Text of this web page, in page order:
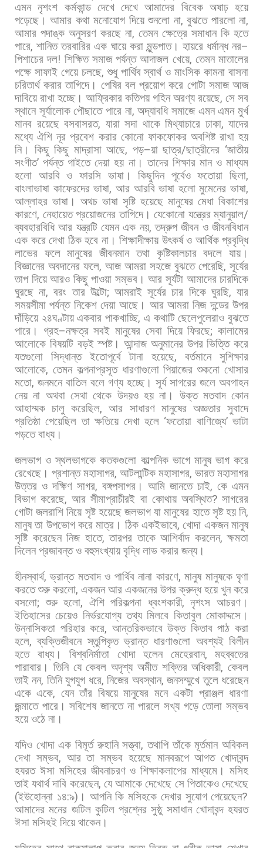
এমন নৃশংশ কর্মকান্ড দেখে দেখে আমাদের বিবেক অষাঢ় হয়ে
পড়েছে। আমার কথা মনোযোগ দিয়ে শুনলো না,বুঝতে পারলো না,
আমার পদাঙ্ক অনুসরণ করছে না, তেমন ক্ষেত্রে সমাধান কি হতে
পারে,শানিত তরবারির এক ঘায়ে করা মুন্ডপাত। হায়রে ধর্মান্ধ নর–
পিশাচের দল! শিক্ষিত সমাজ পর্যন্ত আদাজল খেয়ে, তেমন মাতালের
পক্ষে সাফাই গেয়ে চলছে, শুধু পার্থিব স্বার্থ ও মাংসিক কামনা বাসনা
চরিতার্থ করার তাগিদে। পেষির বল প্রয়োগ করে গোটা সমাজ আজ
দাবিয়ে রাখা হচ্ছে। আফ্রিকার কতিপয় গহিন অরণ্য রয়েছে, সে সব
স্থানে সূর্যালোক পৌছাতে পারে না,অদ্যাবধি সমাজে এমন এমন মুর্খ
মানব রয়েছে বসবাসরত, যারা সদা থাকে মিথ্যাচারে ঢাকা, যাদের
মধ্যে ঐশি নূর প্রবেশ করার কোনো ফাকফোকর অবশিষ্ট রাখা হয়
নি।
কিছু কিছু মাদ্রাসা আছে, পড়–য়া ছাত্র/ছাত্রীদের ‘জাতীয়
সংগীত’পর্যন্ত গাইতে দেয়া হয় না। তাদের শিক্ষার মান ও মাধ্যম
হলো আরবি ও ফারসি ভাষা। কিছুদিন পূর্বেও ফতোয়া ছিলা,
বাংলাভাষা কাফেরদের ভাষা, আর আরবি ভাষা হলো মুমেনের ভাষা,
আল্লাহর ভাষা। অথচ ভাষা সৃষ্টি হয়েছে মানুষের মেধা বিকাশের
কারণে, নেহায়েত প্রয়োজনের তাগিদে। যেকোনো যন্ত্রের ম্যানুয়াল/
ব্যবহারবিধি আর যন্ত্রটি যেমন এক নয়,তদ্রুপ জীবন ও জীবনবিধান
এক করে দেখা ঠিক হবে না। শিক্ষাদীক্ষায় উৎকর্ষ ও আর্থিক প্রবৃদ্ধি
লাভের ফলে মানুষের জীবনমান তথা কৃষ্টিকালচার বদলে যায়।
বিজ্ঞানের অবদানের ফলে, আজ আমরা সহজে বুঝতে পেরেছি, সূর্যের
তাপ দিয়ে আরও কিছু পাওয়া সম্ভব। আর সূর্যটা আমাদের চারদিকে
ঘুরছে না,বরং তার উল্টো;আমরাই সূর্যের চার দিকে ঘুরছি,যার
সময়সীমা পর্যন্ত নিকেশ দেয়া আছে। আর আমরা নিজ দন্ডের উপর
দাঁড়িয়ে ২৪ঘণ্টায় একবার পাকখাচ্ছি, এ কথাটি ছেলেপুলেরাও বুঝতে
পারে।
গ্রহ–নক্ষত্র সবই মানুষের সেবা দিয়ে ফিরছে;কালামের
আলোকে বিষয়টি বড়ই স্পষ্ট। আন্দাজ অনুমানের উপর ভিত্তি করে
যতগুলো
সিদ্ধান্ত ইতোপূর্বে টানা হয়েছে, বর্তমানে
সুশিক্ষার
আলোকে, তেমন কল্পনাপ্রসূত ধারণাগুলো পিয়াজের শুকনো খোসার
মতো, জনমনে বাতিল বলে গণ্য হচ্ছে। সূর্য সাগরের জলে অবগাহন
নেয় না অথবা সেথা থেকে উদয়ও হয় না। উক্ত মতবাদ কোন
আহাম্মক চালু করেছিল,আর সাধারণ মানুষের অজ্ঞতার সুবাদে
প্রতিষ্ঠা পেয়েছিল তা ক্ষতিয়ে দেখা হলে‘ফতোয়া বাণিজ্যে’ ভাটা
পড়তে বাধ্য।
জলভাগ ও স্থলভাগকে কতকগুলো কাল্পনিক ভাগে মানুষ ভাগ করে
রেখেছে। প্রশান্ত মহাসাগর, আটলান্টিক মহাসাগর, ভারত মহাসাগর
উত্তর ও দক্ষিণ সাগর, বঙ্গপসাগর। আমি জানতে চাই, কে এমন
বিভাগ করেছে,আর সীমাপ্রাচীরই বা কোথায় অবস্থিত?সাগরের
গোটা জলরাশি নিয়ে সৃষ্ট হয়েছে জলভাগ যা মানুষের হাতে সৃষ্ট হয় নি,
মানুষ তা উপভোগ করে মাত্র। ঠিক একইভাবে,খোদা একজন মানুষ
সৃষ্টি করেছেন নিজ হাতে,তারপর তাকে আশির্বাদ করলেন,ক্ষমতা
দিলেন প্রজাবন্ত ও বহুসংখ্যায় বৃদ্ধি লাভ করার জন্য।
হীনস্বার্থ,ভ্রান্ত মতবাদ ও পার্থিব নানা কারণে,মানুষ মানুষকে ঘৃণা
করতে শুরু করলো, একজন আর একজনের উপর ক্রুদ্ধ হয়ে খুন করে
বসলো; শুরু হলো, ঐশি পরিকল্পনা ধ্বংশকারী,নৃশংস আচরণ।
ইতিহাসের চেয়েও নির্ভরযোগ্য তথ্য মিলবে কিতাবুল মোকাদ্দসে।
উন্নাসিকতা পরিহার করে, আন্তরিকভাবে উক্ত কিতাব পাঠ করা
হলে,ব্যক্তিজীবনে স্তুপিকৃত ভ্রান্ত ধারণাগুলো অবশ্যই বিলীন
হতে
বাধ্য। বিশ্বনির্মাতা খোদা হলেন মেহেরবান, মহব্বতের
পারাবার। তিনি যে কেবল অদৃশ্য অমীত শক্তির অধিকারী, কেবল
তাই নন, তিনি যুগযুগ ধরে,নিজের অবস্থান,জনসম্মুখে তুলে ধরেছেন
একে একে, যেন তাঁর বিষয়ে মানুষের মনে একটা প্রাঞ্জল ধারণা
জন্মাতে পারে। সবিশেষ জানতে না পারলে সখ্য গড়ে তোলা সম্ভব
হয়ে ওঠে না।
যদিও খোদা এক বিমূর্ত রুহানি সত্ত্বা,তথাপি তাঁকে মূর্তমান অবিকল
দেখা সম্ভব, আর তা সম্ভব হয়েছে মানবরূপে আগত খোদাবন্দ
হযরত ঈসা মসিহের জীবনাচরণ ও শিক্ষাকলাপের মাধ্যমে। মসিহ
তাই যথার্থ দাবি করেছেন, যে আমাকে দেখেছে সে পিতাকেও দেখেছে
(ইউহোন্না ১৪:৯) । আপনি কি মসিহকে দেখার সুযোগ পেয়েছেন?
আমাদের মনের জটিল কুটিল প্রশ্নের সুষ্ঠু সমাধান খোদাবন্দ হযরত
ঈসা মসিহই দিয়ে থাকেন।